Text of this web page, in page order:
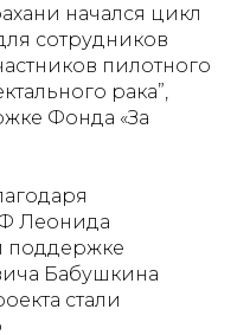
начался цикл
сотрудников
пилотного
рака”,
Фонда «За
Леонида
поддержке
Бабушкина
стали